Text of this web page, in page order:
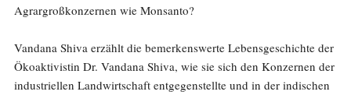
Agrargroßkonzernen wie Monsanto?
Vandana Shiva erzählt die bemerkenswerte Lebensgeschichte der
Ökoaktivistin Dr. Vandana Shiva, wie sie sich den Konzernen der
industriellen Landwirtschaft entgegenstellte und in der indischen